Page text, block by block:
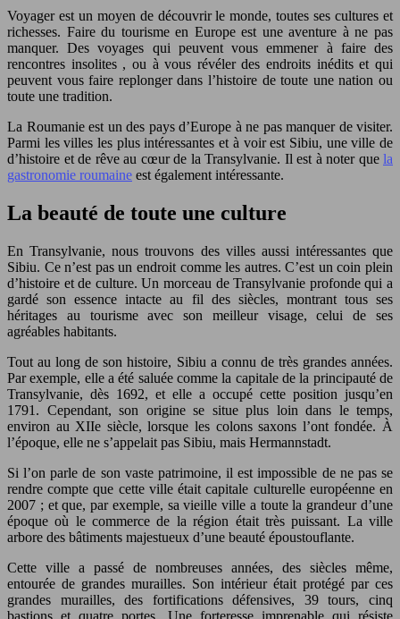
Voyager est un moyen de découvrir le monde, toutes ses cultures et
richesses. Faire du tourisme en Europe est une aventure à ne pas
manquer. Des voyages qui peuvent vous emmener à faire des
rencontres insolites , ou à vous révéler des endroits inédits et qui
peuvent vous faire replonger dans l’histoire de toute une nation ou
toute une tradition.
La Roumanie est un des pays d’Europe à ne pas manquer de visiter.
Parmi les villes les plus intéressantes et à voir est Sibiu, une ville de
d’histoire et de rêve au cœur de la Transylvanie. Il est à noter que la
gastronomie roumaine est également intéressante.
La beauté de toute une culture
En Transylvanie, nous trouvons des villes aussi intéressantes que
Sibiu. Ce n’est pas un endroit comme les autres. C’est un coin plein
d’histoire et de culture. Un morceau de Transylvanie profonde qui a
gardé son essence intacte au fil des siècles, montrant tous ses
héritages au tourisme avec son meilleur visage, celui de ses
agréables habitants.
Tout au long de son histoire, Sibiu a connu de très grandes années.
Par exemple, elle a été saluée comme la capitale de la principauté de
Transylvanie, dès 1692, et elle a occupé cette position jusqu’en
1791. Cependant, son origine se situe plus loin dans le temps,
environ au XIIe siècle, lorsque les colons saxons l’ont fondée. À
l’époque, elle ne s’appelait pas Sibiu, mais Hermannstadt.
Si l’on parle de son vaste patrimoine, il est impossible de ne pas se
rendre compte que cette ville était capitale culturelle européenne en
2007 ; et que, par exemple, sa vieille ville a toute la grandeur d’une
époque où le commerce de la région était très puissant. La ville
arbore des bâtiments majestueux d’une beauté époustouflante.
Cette ville a passé de nombreuses années, des siècles même,
entourée de grandes murailles. Son intérieur était protégé par ces
grandes murailles, des fortifications défensives, 39 tours, cinq
bastions et quatre portes. Une forteresse imprenable qui résiste